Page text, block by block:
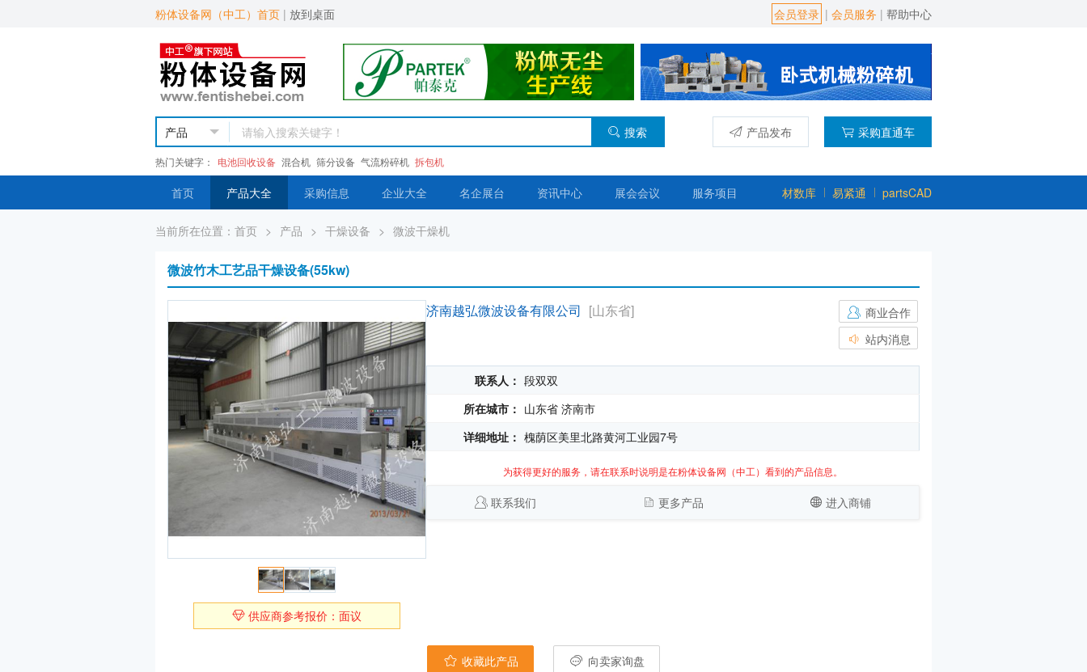
粉体设备网（中工）首页 | 放到桌面 会员登录 | 会员服务 | 帮助中心
搜索 产品发布 采购直通车
热门关键字： 电池回收设备 混合机 筛分设备 气流粉碎机 拆包机
首页 产品大全 采购信息 企业大全 名企展台 资讯中心 展会会议 服务项目 材数库 易紧通 partsCAD
当前所在位置： 首页 > 产品 > 干燥设备 > 微波干燥机
微波竹木工艺品干燥设备(55kw)
供应商参考报价：面议
济南越弘微波设备有限公司 [山东省]
商业合作
站内消息
联系人： 段双双
所在城市： 山东省 济南市
详细地址： 槐荫区美里北路黄河工业园7号
为获得更好的服务，请在联系时说明是在粉体设备网（中工）看到的产品信息。
联系我们 更多产品 进入商铺
收藏此产品 向卖家询盘